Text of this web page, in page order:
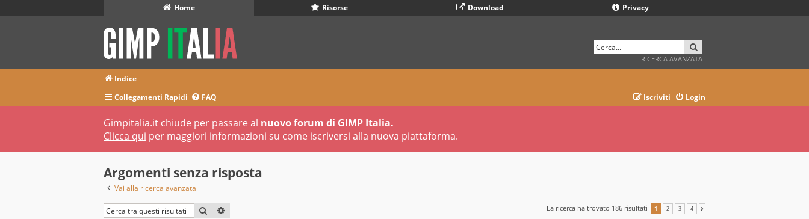
Home Risorse Download Privacy
RICERCA AVANZATA
Indice
Collegamenti Rapidi
FAQ Login
Iscriviti
Gimpitalia.it chiude per passare al nuovo forum di GIMP Italia.
Clicca qui per maggiori informazioni su come iscriversi alla nuova piattaforma.
Argomenti senza risposta
Vai alla ricerca avanzata
CERCA La ricerca ha trovato 186 risultati 1 2 3 4